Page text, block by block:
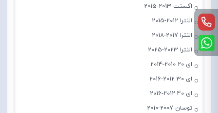
اکسنت 2013-2015
النترا 2012-2015
النترا 2017-2018
النترا 2023-2025
ای 20 2010-2014
ای 30 2012-2016
ای 40 2012-2016
توسان 2007-2010